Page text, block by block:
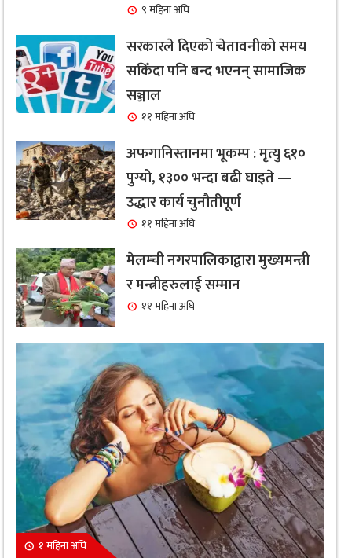
९ महिना अघि
सरकारले दिएको चेतावनीको समय
सकिँदा पनि बन्द भएनन् सामाजिक
सञ्जाल
११ महिना अघि
अफगानिस्तानमा भूकम्प : मृत्यु ६१०
पुग्यो, १३०० भन्दा बढी घाइते —
उद्धार कार्य चुनौतीपूर्ण
११ महिना अघि
मेलम्ची नगरपालिकाद्वारा मुख्यमन्त्री
र मन्त्रीहरुलाई सम्मान
११ महिना अघि
१ महिना अघि